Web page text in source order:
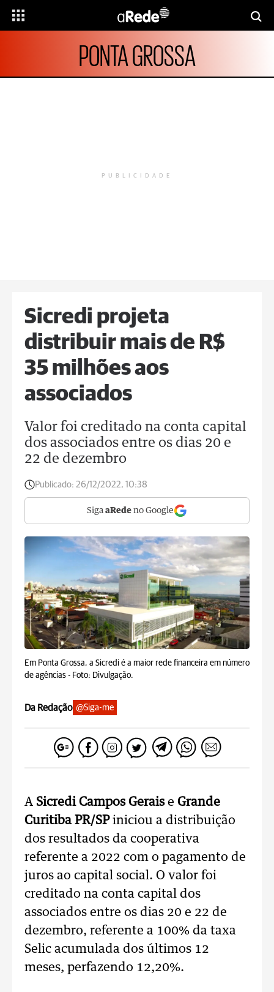
PONTA GROSSA
PUBLICIDADE
Sicredi projeta
distribuir mais de R$
35 milhões aos
associados
Valor foi creditado na conta capital
dos associados entre os dias 20 e
22 de dezembro
Publicado: 26/12/2022, 10:38
Siga aRede no Google
Em Ponta Grossa, a Sicredi é a maior rede financeira em número
de agências - Foto: Divulgação.
Da Redação @Siga-me
A Sicredi Campos Geraise Grande
Curitiba PR/SPiniciou a distribuição
dos resultados da cooperativa
referente a 2022 com o pagamento de
juros ao capital social. O valor foi
creditado na conta capital dos
associados entre os dias 20 e 22 de
dezembro, referente a 100% da taxa
Selic acumulada dos últimos 12
meses, perfazendo 12,20%.